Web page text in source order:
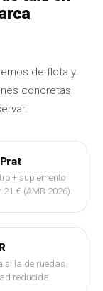
de flota y
concretas.
+ suplemento
€ (AMB 2026).
silla de ruedas.
reducida.